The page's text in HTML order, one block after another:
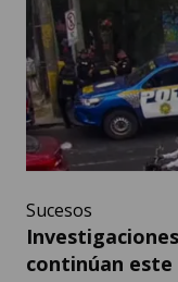
Sucesos
continúan este